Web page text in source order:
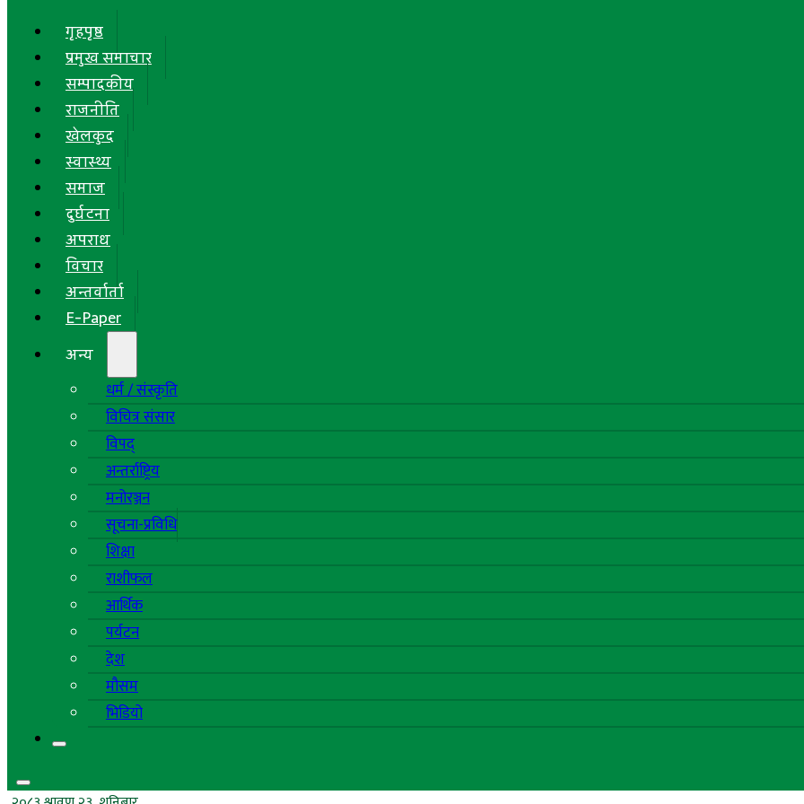
गृहपृष्ठ
प्रमुख समाचार
सम्पादकीय
राजनीति
खेलकुद
स्वास्थ्य
समाज
दुर्घटना
अपराध
विचार
अन्तर्वार्ता
E-Paper
अन्य
धर्म / संस्कृति
विचित्र संसार
विपद्
अन्तर्राष्ट्रिय
मनोरञ्जन
सूचना-प्रविधि
शिक्षा
राशीफल
आर्थिक
पर्यटन
देश
मौसम
भिडियो